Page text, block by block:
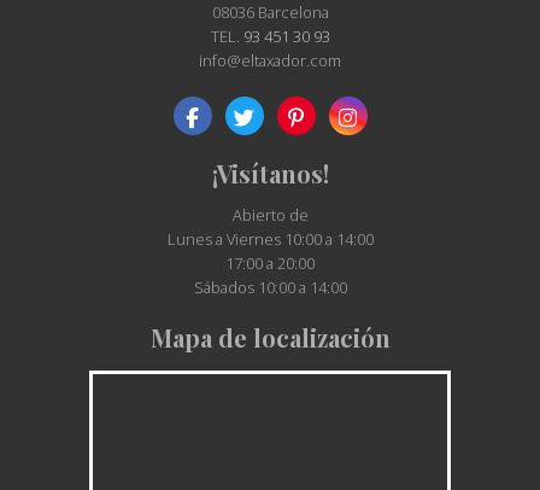
08036 Barcelona
TEL. 93 451 30 93
info@eltaxador.com
¡Visítanos!
Abierto de
Lunes a Viernes 10:00 a 14:00
17:00 a 20:00
Sábados 10:00 a 14:00
Mapa de localización